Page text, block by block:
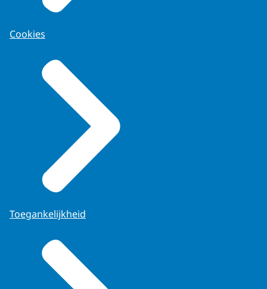
Cookies
Toegankelijkheid